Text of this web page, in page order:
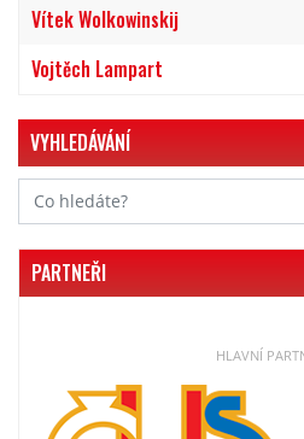
PARTNEŘI
HLAVNÍ
Vítek Wolkowinskij
Vojtěch Lampart
VYHLEDÁVÁNÍ